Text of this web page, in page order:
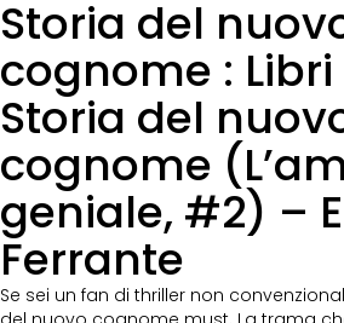
Storia del
cognome : Libri
Storia del
cognome
geniale, #2) –
Ferrante
Se sei un fan di thriller non